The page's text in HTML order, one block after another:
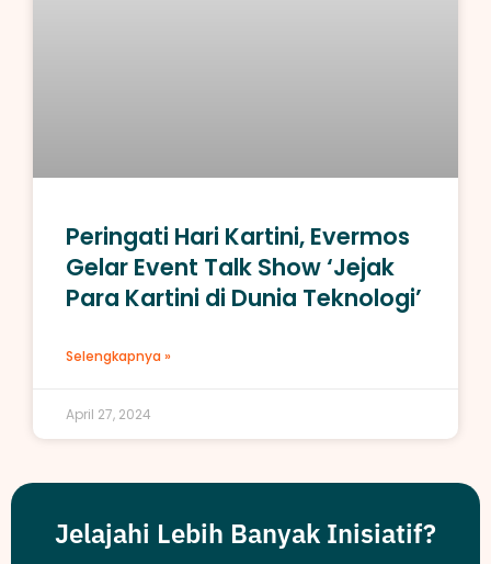
Peringati Hari Kartini, Evermos
Gelar Event Talk Show ‘Jejak
Para Kartini di Dunia Teknologi’
Selengkapnya »
April 27, 2024
Jelajahi Lebih Banyak Inisiatif?